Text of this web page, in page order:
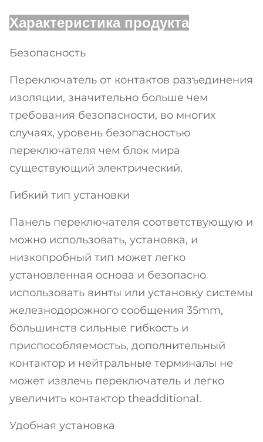
150 230-440V
Характеристика продукта
Безопасность
Переключатель от контактов разъединения
изоляции, значительно больше чем
требования безопасности, во многих
случаях, уровень безопасностью
переключателя чем блок мира
существующий электрический.
Гибкий тип установки
Панель переключателя соответствующую и
можно использовать, установка, и
низкопробный тип может легко
установленная основа и безопасно
использовать винты или установку системы
железнодорожного сообщения 35mm,
большинств сильные гибкость и
приспособляемостьь, дополнительный
контактор и нейтральные терминалы не
может извлечь переключатель и легко
увеличить контактор theadditional.
Удобная установка